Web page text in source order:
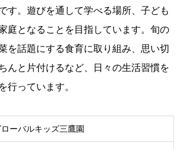
す。遊びを通して学べる場所、子ども
庭となることを目指しています。旬の
を話題にする食育に取り組み、思い切
んと片付けるなど、日々の生活習慣を
行っています。
ローバルキッズ三鷹園